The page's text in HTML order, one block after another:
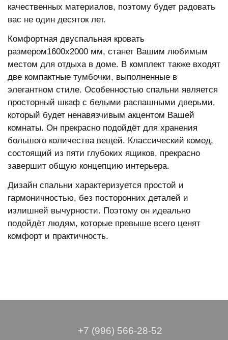
качественных материалов, поэтому будет радовать
вас не один десяток лет.
Комфортная двуспальная кровать
размером1600х2000 мм, станет Вашим любимым
местом для отдыха в доме. В комплект также входят
две компактные тумбочки, выполненные в
элегантном стиле. Особенностью спальни является
просторный шкаф с белыми распашными дверьми,
который будет ненавязчивым акцентом Вашей
комнаты. Он прекрасно подойдёт для хранения
большого количества вещей. Классический комод,
состоящий из пяти глубоких ящиков, прекрасно
завершит общую концепцию интерьера.
Дизайн спальни характеризуется простой и
гармоничностью, без посторонних деталей и
излишней вычурности. Поэтому он идеально
подойдёт людям, которые превыше всего ценят
комфорт и практичность.
+7 (996) 566-28-52